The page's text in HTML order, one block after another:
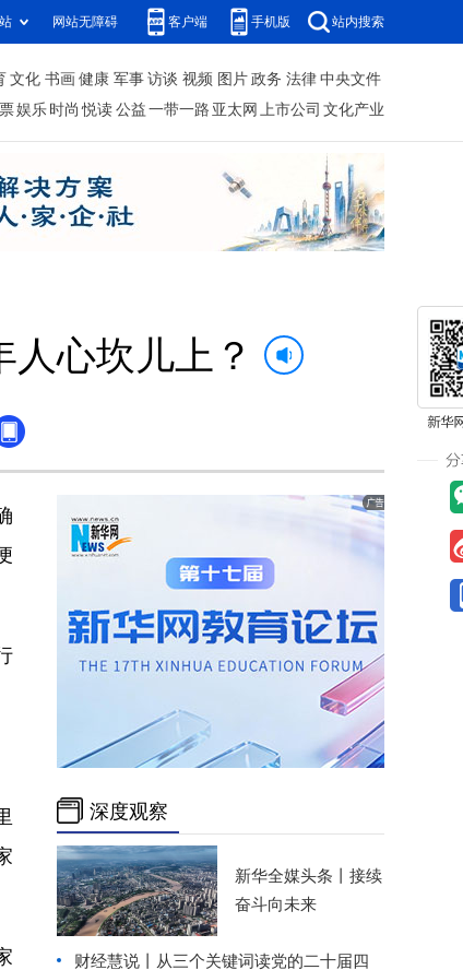
网站无障碍 客户端 手机版 站内搜索
文化 书画 健康 军事 访谈 视频 图片 政务 法律 中央文件
娱乐 时尚 悦读 公益 一带一路 亚太网 上市公司 文化产业
心坎儿上？
深度观察
新华全媒头条丨 接续
奋斗向未来
财经慧说丨从三个关键词读党的二十届四